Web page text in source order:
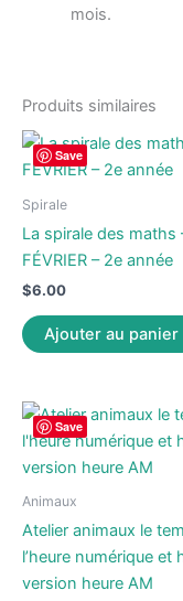
mois.
Produits similaires
Save
Spirale
La spirale des maths
FÉVRIER – 2e année
$6.00
Ajouter au panier
Save
Animaux
Atelier animaux le
l’heure numérique et
version heure AM